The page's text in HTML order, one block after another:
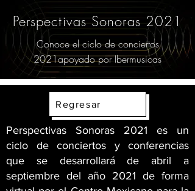
Perspectivas Sonoras 2021
Conoce el ciclo de conciertos
2021apoyado por Ibermusicas
Regresar
Perspectivas Sonoras 2021 es un
ciclo de conciertos y conferencias
que se desarrollará de abril a
septiembre del año 2021 de forma